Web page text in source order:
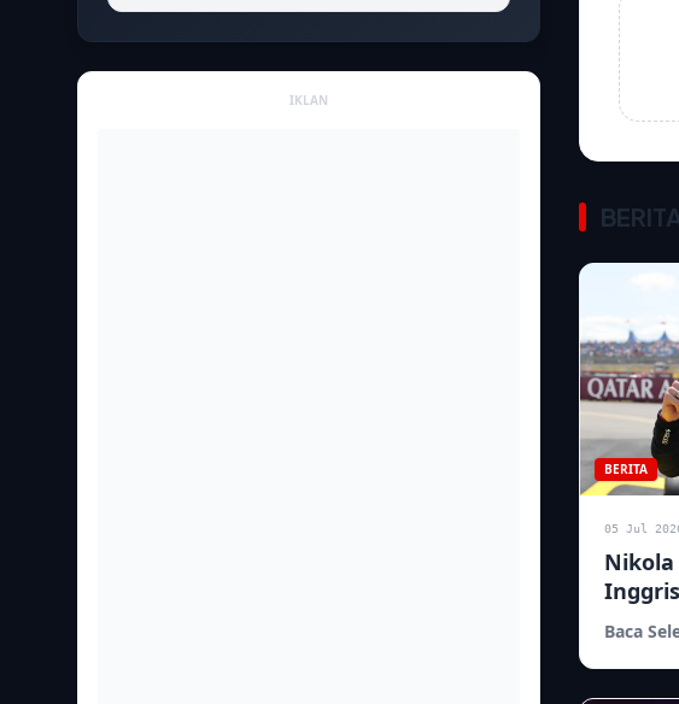
IKLAN
BERITA
05 Jul
Nikola
Inggris
Baca